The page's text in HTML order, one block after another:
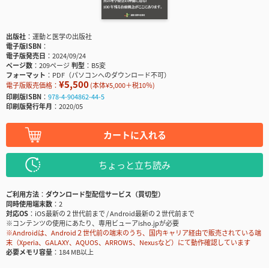
出版社
運動と医学の出版社
電子版ISBN
電子版発売日
2024/09/24
ページ数
209ページ判型
B5変
フォーマット
PDF（パソコンへのダウンロード不可）
電子版販売価格： ¥5,500(本体¥5,000＋税10％)
印刷版ISBN
978-4-904862-44-5
印刷版発行年月
2020/05
カートに入れる
ちょっと立ち読み
ご利用方法
ダウンロード型配信サービス（買切型）
同時使用端末数
2
対応OS
iOS最新の２世代前まで / Android最新の２世代前まで
※コンテンツの使用にあたり、専用ビューアisho.jpが必要
※Androidは、Android２世代前の端末のうち、国内キャリア経由で販売されている端
末（Xperia、GALAXY、AQUOS、ARROWS、Nexusなど）にて動作確認しています
必要メモリ容量
184 MB以上